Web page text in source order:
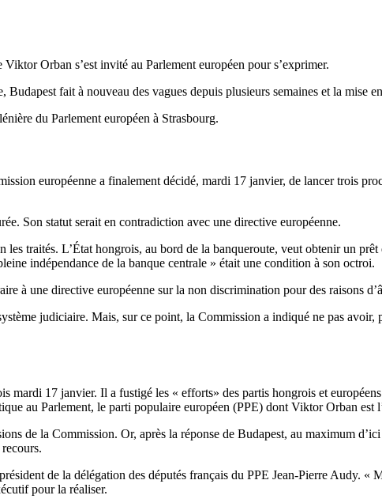
Orban s’est invité au Parlement européen pour s’exprimer.
Budapest fait à nouveau des vagues depuis plusieurs semaines et la mise
du Parlement européen à Strasbourg.
européenne a finalement décidé, mardi 17 janvier, de lancer trois
Son statut serait en contradiction avec une directive européenne.
traités. L’État hongrois, au bord de la banqueroute, veut obtenir un
indépendance de la banque centrale » était une condition à son octroi.
à une directive européenne sur la non discrimination pour des raisons
judiciaire. Mais, sur ce point, la Commission a indiqué ne pas
mardi 17 janvier. Il a fustigé les « efforts» des partis hongrois et
au Parlement, le parti populaire européen (PPE) dont Viktor Orban est
de la Commission. Or, après la réponse de Budapest, au maximum
de la délégation des députés français du PPE Jean-Pierre Audy. «
pour la réaliser.